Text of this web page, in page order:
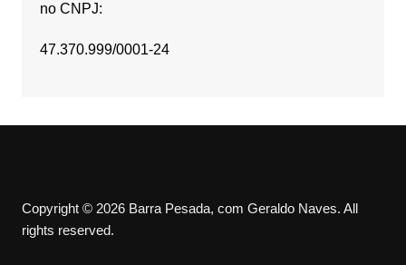
no CNPJ:
47.370.999/0001-24
Copyright © 2026 Barra Pesada, com Geraldo Naves. All
rights reserved.